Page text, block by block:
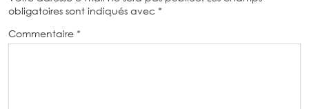
obligatoires sont indiqués avec *
Commentaire *